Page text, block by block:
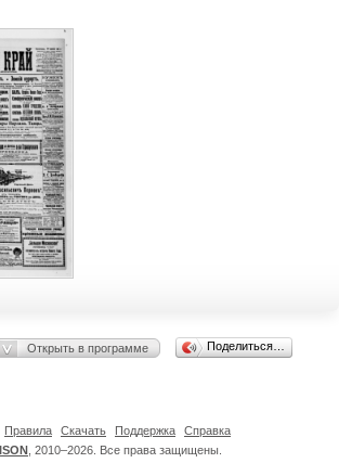
Открыть в программе Поделиться…
, 2010–2026. Все права защищены.
Правила Скачать Поддержка Справка